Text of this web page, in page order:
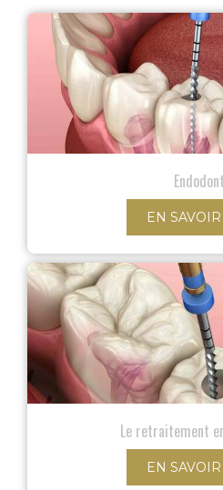
EN
Le retraitement
EN